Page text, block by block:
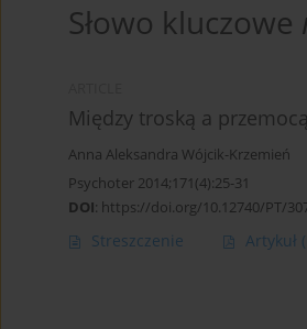
Słowo kluczowe
Między troską a
Anna Aleksandra Wójcik-Krzemień
Psychoter 2014;171(4):25-31
DOI: https://doi.org/10.12740/PT/
Streszczenie Artykuł